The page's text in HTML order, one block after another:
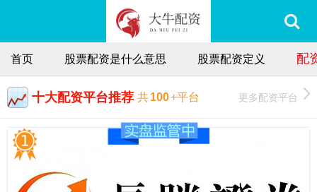
首页 股票配资是什么意思 股票配资定义 配
十大配资平台推荐 共100+平台 更多配资平台